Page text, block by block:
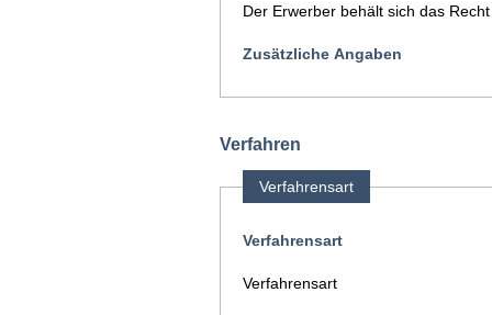
Der Erwerber behält sich das
Zusätzliche Angaben
Verfahren
Verfahrensart
Verfahrensart
Verfahrensart